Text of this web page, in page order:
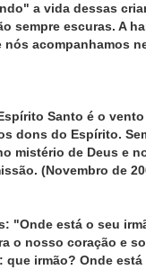
a vida dessas
sempre escuras. A
nós acompanhamos
Santo é o
dons do Espírito.
mistério de Deus e
(Novembro de
"Onde está o seu
o nosso coração e
irmão? Onde está